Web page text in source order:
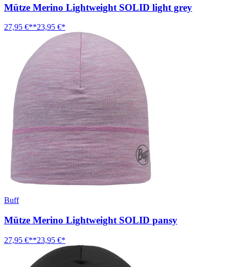
Mütze Merino Lightweight SOLID light grey
27,95 €**23,95 €*
Buff
Mütze Merino Lightweight SOLID pansy
27,95 €**23,95 €*